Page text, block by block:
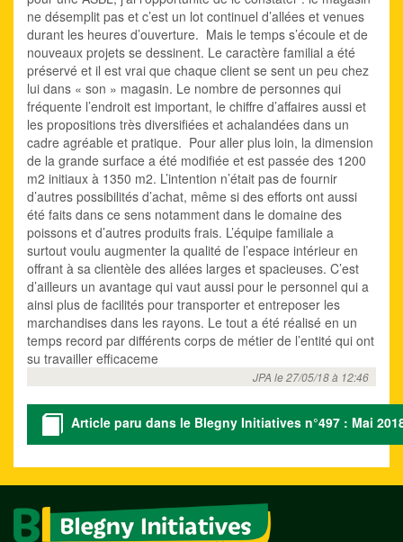
ne désemplit pas et c’est un lot continuel d’allées et venues
durant les heures d’ouverture. Mais le temps s’écoule et de
nouveaux projets se dessinent. Le caractère familial a été
préservé et il est vrai que chaque client se sent un peu chez
lui dans « son » magasin. Le nombre de personnes qui
fréquente l’endroit est important, le chiffre d’affaires aussi et
les propositions très diversifiées et achalandées dans un
cadre agréable et pratique. Pour aller plus loin, la dimension
de la grande surface a été modifiée et est passée des 1200
m2 initiaux à 1350 m2. L’intention n’était pas de fournir
d’autres possibilités d’achat, même si des efforts ont aussi
été faits dans ce sens notamment dans le domaine des
poissons et d’autres produits frais. L’équipe familiale a
surtout voulu augmenter la qualité de l’espace intérieur en
offrant à sa clientèle des allées larges et spacieuses. C’est
d’ailleurs un avantage qui vaut aussi pour le personnel qui a
ainsi plus de facilités pour transporter et entreposer les
marchandises dans les rayons. Le tout a été réalisé en un
temps record par différents corps de métier de l’entité qui ont
su travailler efficaceme
JPA le 27/05/18 à 12:46
Article paru dans le Blegny Initiatives n°497 : Mai